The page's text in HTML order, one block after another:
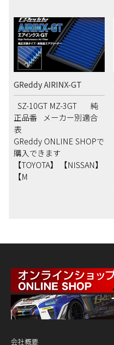
GReddy AIRINX-GT
SZ-10GT MZ-3GT 純
正品番 メーカー別適合
表
GReddy ONLINE SHOPで
購入できます
【TOYOTA】 【NISSAN】
【M
会社概要